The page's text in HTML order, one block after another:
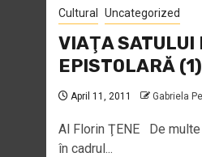
Cultural Uncategorized
VIAŢA SATULUI
EPISTOLARĂ (1)
April 11, 2011 Gabriela
Al Florin ŢENE De
în cadrul...